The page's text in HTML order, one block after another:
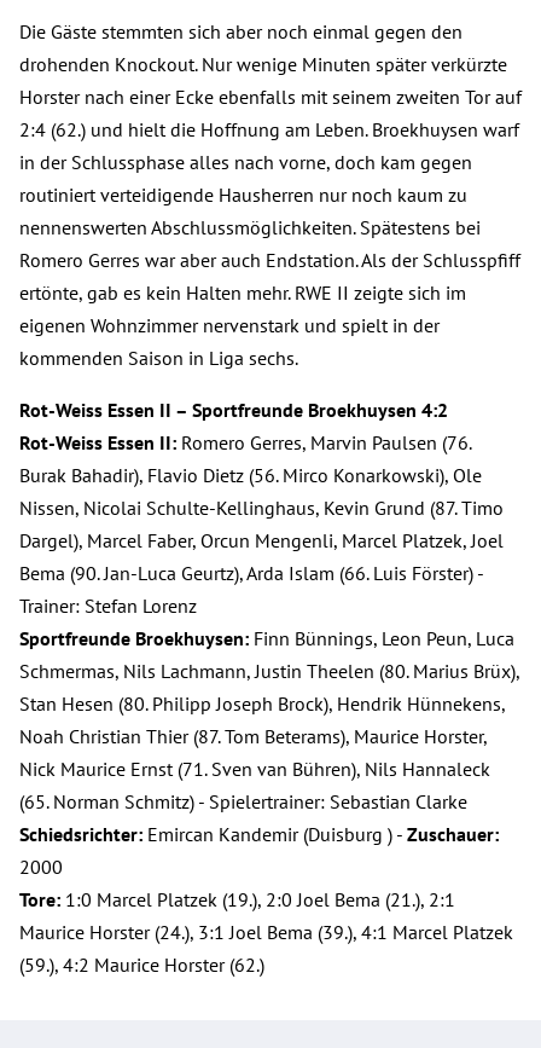
Die Gäste stemmten sich aber noch einmal gegen den
drohenden Knockout. Nur wenige Minuten später verkürzte
Horster nach einer Ecke ebenfalls mit seinem zweiten Tor auf
2:4 (62.) und hielt die Hoffnung am Leben. Broekhuysen warf
in der Schlussphase alles nach vorne, doch kam gegen
routiniert verteidigende Hausherren nur noch kaum zu
nennenswerten Abschlussmöglichkeiten. Spätestens bei
Romero Gerres war aber auch Endstation. Als der Schlusspfiff
ertönte, gab es kein Halten mehr. RWE II zeigte sich im
eigenen Wohnzimmer nervenstark und spielt in der
kommenden Saison in Liga sechs.
Rot-Weiss Essen II – Sportfreunde Broekhuysen 4:2
Rot-Weiss Essen II: Romero Gerres, Marvin Paulsen (76.
Burak Bahadir), Flavio Dietz (56. Mirco Konarkowski), Ole
Nissen, Nicolai Schulte-Kellinghaus, Kevin Grund (87. Timo
Dargel), Marcel Faber, Orcun Mengenli, Marcel Platzek, Joel
Bema (90. Jan-Luca Geurtz), Arda Islam (66. Luis Förster) -
Trainer: Stefan Lorenz
Sportfreunde Broekhuysen: Finn Bünnings, Leon Peun, Luca
Schmermas, Nils Lachmann, Justin Theelen (80. Marius Brüx),
Stan Hesen (80. Philipp Joseph Brock), Hendrik Hünnekens,
Noah Christian Thier (87. Tom Beterams), Maurice Horster,
Nick Maurice Ernst (71. Sven van Bühren), Nils Hannaleck
(65. Norman Schmitz) - Spielertrainer: Sebastian Clarke
Schiedsrichter: Emircan Kandemir (Duisburg ) - Zuschauer:
2000
Tore: 1:0 Marcel Platzek (19.), 2:0 Joel Bema (21.), 2:1
Maurice Horster (24.), 3:1 Joel Bema (39.), 4:1 Marcel Platzek
(59.), 4:2 Maurice Horster (62.)